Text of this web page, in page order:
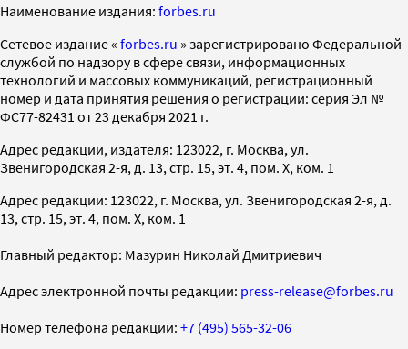
Наименование издания: forbes.ru
Cетевое издание « forbes.ru » зарегистрировано Федеральной
службой по надзору в сфере связи, информационных
технологий и массовых коммуникаций, регистрационный
номер и дата принятия решения о регистрации: серия Эл №
ФС77-82431 от 23 декабря 2021 г.
Адрес редакции, издателя: 123022, г. Москва, ул.
Звенигородская 2-я, д. 13, стр. 15, эт. 4, пом. X, ком. 1
Адрес редакции: 123022, г. Москва, ул. Звенигородская 2-я, д.
13, стр. 15, эт. 4, пом. X, ком. 1
Главный редактор: Мазурин Николай Дмитриевич
Адрес электронной почты редакции: press-release@forbes.ru
Номер телефона редакции: +7 (495) 565-32-06